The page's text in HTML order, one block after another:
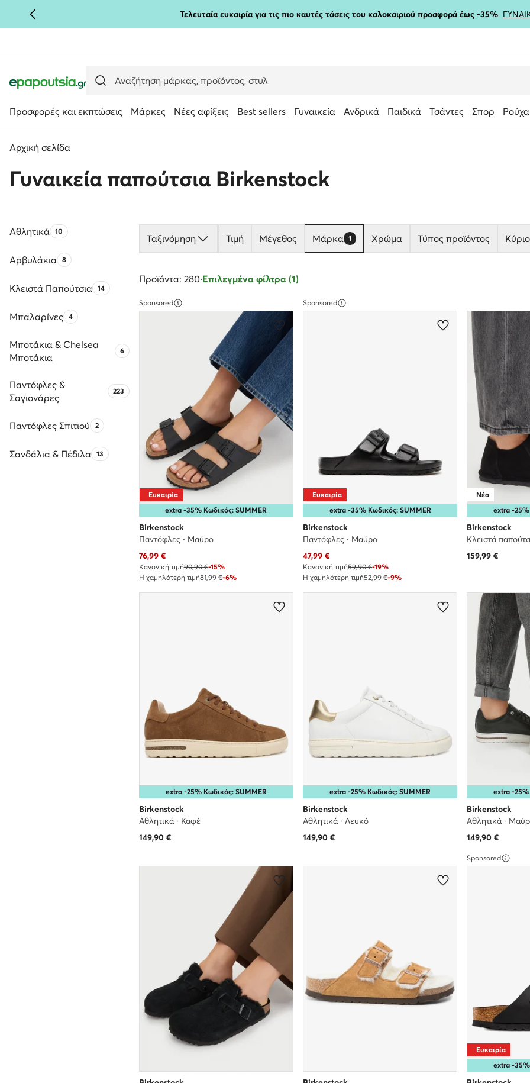
ΜΕΤΆΒΑΣΗ ΣΤΟ ΚΎΡΙΟ ΠΕΡΙΕΧΌΜΕΝΟΤελευταία ευκαιρία για τις πιο καυτές τάσεις του καλοκαιριού προσφορά έως -35%
Προσφορές και εκπτώσεις Μάρκες Νέες αφίξεις Best sellers Γυναικεία Ανδρικά Παιδικά Τσάντες Σπορ
Αρχική σελίδα
Γυναικεία παπούτσια Birkenstock
ΑθλητικάΑριθμός προϊόντων:
10
ΑρβυλάκιαΑριθμός προϊόντων:
8
Κλειστά ΠαπούτσιαΑριθμός προϊόντων:
14
ΜπαλαρίνεςΑριθμός προϊόντων:
4
Μποτάκια & Chelsea
Μποτάκια
Αριθμός προϊόντων:
6
Παντόφλες &
Σαγιονάρες
Αριθμός προϊόντων:
223
Παντόφλες ΣπιτιούΑριθμός προϊόντων:
2
Σανδάλια & ΠέδιλαΑριθμός προϊόντων:
13
Ταξινόμηση Τιμή Μέγεθος Μάρκα 1 Χρώμα Τύπος προϊόντος
Προϊόντα: 280·Επιλεγμένα φίλτρα (1)
Sponsored
extra -35% Κωδικός: SUMMER
Ευκαιρία
Birkenstock
Παντόφλες · Μαύρο
Τρέχουσα τιμή
76,99€
Κανονική τιμή90,90 €-15%
Η χαμηλότερη τιμή81,99 €-6%
Sponsored
extra -35% Κωδικός: SUMMER
Ευκαιρία
Birkenstock
Παντόφλες · Μαύρο
Τρέχουσα τιμή
47,99€
Κανονική τιμή59,90 €-19%
Η χαμηλότερη τιμή52,99 €-9%
extra -
Νέα
Birkenstock
Κλειστά
159,99 €
extra -25% Κωδικός: SUMMER
Birkenstock
Αθλητικά · Καφέ
149,90€
extra -25% Κωδικός: SUMMER
Birkenstock
Αθλητικά · Λευκό
149,90€
extra -
Birkenstock
Αθλητικά ·
149,90 €
Sponsored
extra -
Ευκαιρία